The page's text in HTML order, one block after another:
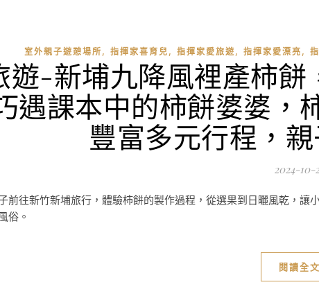
室外親子遊憩場所, 指揮家喜育兒, 指揮家愛旅遊, 指揮家愛漂亮,
遊-新埔九降風裡產柿
遇課本中的柿餅婆婆，
豐富多元行程，
2024-10-
前往新竹新埔旅行，體驗柿餅的製作過程，從選果到日曬風乾，
俗。
閱讀全文